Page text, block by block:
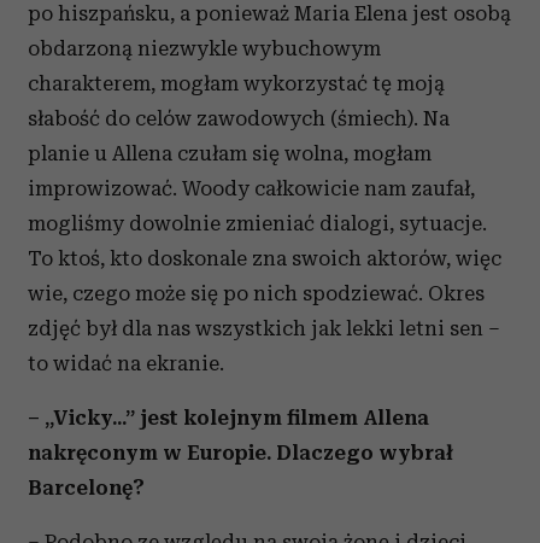
po hiszpańsku, a ponieważ Maria Elena jest osobą
obdarzoną niezwykle wybuchowym
charakterem, mogłam wykorzystać tę moją
słabość do celów zawodowych (śmiech). Na
planie u Allena czułam się wolna, mogłam
improwizować. Woody całkowicie nam zaufał,
mogliśmy dowolnie zmieniać dialogi, sytuacje.
To ktoś, kto doskonale zna swoich aktorów, więc
wie, czego może się po nich spodziewać. Okres
zdjęć był dla nas wszystkich jak lekki letni sen –
to widać na ekranie.
– „Vicky...” jest kolejnym filmem Allena
nakręconym w Europie. Dlaczego wybrał
Barcelonę?